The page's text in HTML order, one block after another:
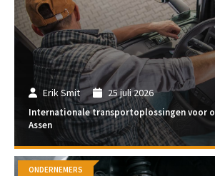
Erik Smit 25 juli 2026
Internationale transportoplossingen voor
Assen
ONDERNEMERS